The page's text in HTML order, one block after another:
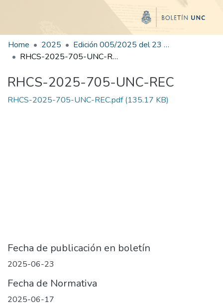
Home 2025
Edición 005/2025 del 23 de junio de 2025
RHCS-2025-705-UNC-REC
RHCS-2025-705-UNC-REC
RHCS-2025-705-UNC-REC.pdf(135.17 KB)
Fecha de publicación en boletín
2025-06-23
Fecha de Normativa
2025-06-17